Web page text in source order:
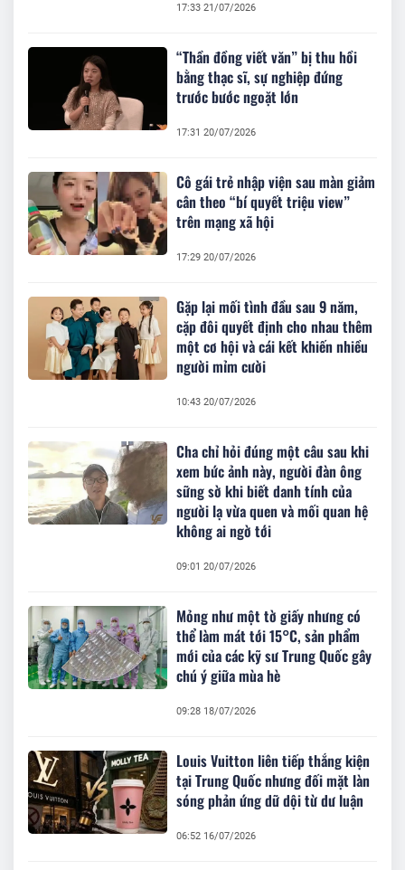
17:33 21/07/2026
“Thần đồng viết văn” bị thu hồi
bằng thạc sĩ, sự nghiệp đứng
trước bước ngoặt lớn
17:31 20/07/2026
Cô gái trẻ nhập viện sau màn giảm
cân theo “bí quyết triệu view”
trên mạng xã hội
17:29 20/07/2026
Gặp lại mối tình đầu sau 9 năm,
cặp đôi quyết định cho nhau thêm
một cơ hội và cái kết khiến nhiều
người mỉm cười
10:43 20/07/2026
Cha chỉ hỏi đúng một câu sau khi
xem bức ảnh này, người đàn ông
sững sờ khi biết danh tính của
người lạ vừa quen và mối quan hệ
không ai ngờ tới
09:01 20/07/2026
Mỏng như một tờ giấy nhưng có
thể làm mát tới 15°C, sản phẩm
mới của các kỹ sư Trung Quốc gây
chú ý giữa mùa hè
09:28 18/07/2026
Louis Vuitton liên tiếp thắng kiện
tại Trung Quốc nhưng đối mặt làn
sóng phản ứng dữ dội từ dư luận
06:52 16/07/2026